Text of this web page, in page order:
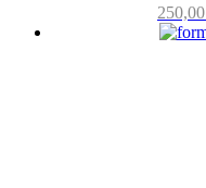
250,00